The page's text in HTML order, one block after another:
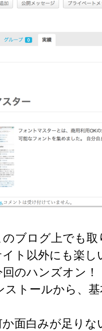
ブログ上でも
ト以外にも楽し
のハンズオン！
ストールから、
面白みが足り